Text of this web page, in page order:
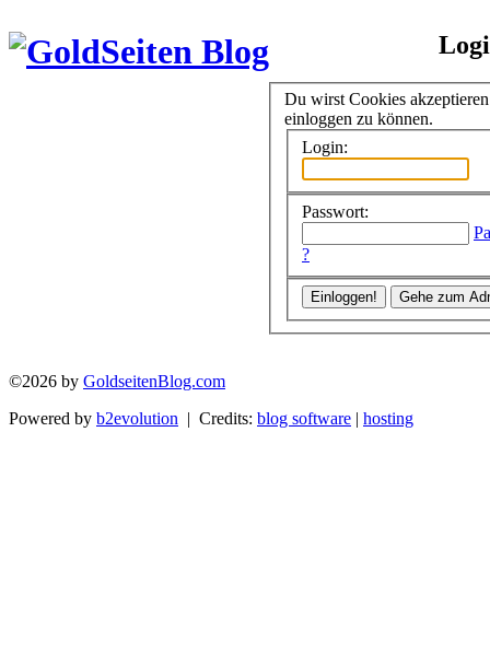
Du wirst Cookies
einloggen zu können.
Login:
Passwort:
?
©2026 by GoldseitenBlog.com
Powered by b2evolution | Credits: blog software | hosting